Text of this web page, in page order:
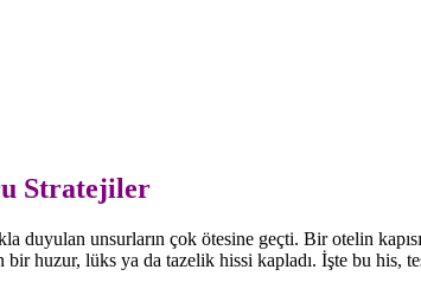
Stratejiler
unsurların çok ötesine geçti. Bir otelin
huzur, lüks ya da tazelik hissi kapladı. İşte bu his,